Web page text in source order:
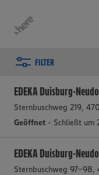
FILTER
2 aktive Filter
EDEKA Duisburg-
Sternbuschweg 219,
Geöffnet - Schließt um
EDEKA Duisburg-
Sternbuschweg 97-98,